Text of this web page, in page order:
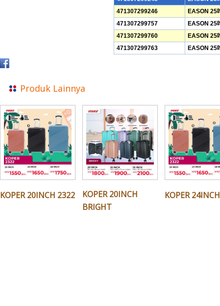
471307299246
EASON 25
471307299757
EASON 25
471307299760
EASON 25
471307299763
EASON 25
Produk Lainnya
KOPER 20INCH 2322
KOPER 20INCH
BRIGHT
KOPER